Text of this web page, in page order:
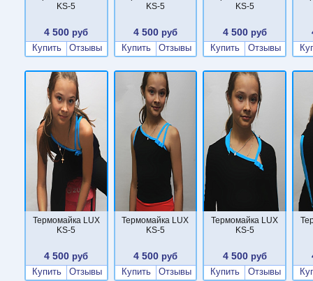
KS-5
4 500 руб
Купить
Отзывы
KS-5
4 500 руб
Купить
Отзывы
KS-5
4 500руб
Купить
Отзывы
Термомайка LUX
KS-5
4 500 руб
Купить
Отзывы
Термомайка LUX
KS-5
4 500 руб
Купить
Отзывы
Термомайка LUX
KS-5
4 500руб
Купить
Отзывы